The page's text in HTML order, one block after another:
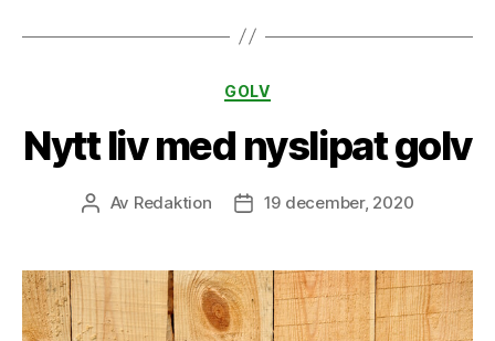
Kategorier
GOLV
Nytt liv med nyslipat golv
Inläggsförfattare
Av Redaktion Inläggsdatum
19 december, 2020